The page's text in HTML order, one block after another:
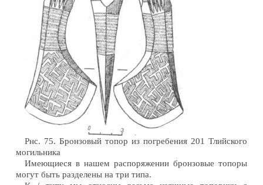
Рнс. 75. Бронзовый топор из погребения 201 Тлийского
могильника
Имеющиеся в нашем распоряжении бронзовые топоры
могут быть разделены на три типа.